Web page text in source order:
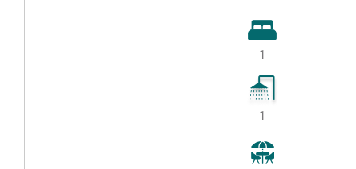
1
1